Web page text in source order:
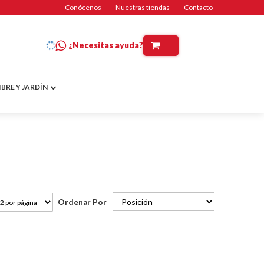
Conócenos Nuestras tiendas Contacto
¿Necesitas ayuda?
Y JARDÍN
Ordenar Por